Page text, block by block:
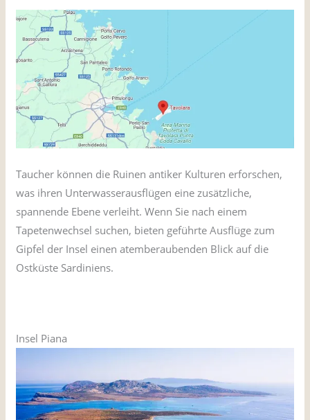
Taucher können die Ruinen antiker Kulturen erforschen,
was ihren Unterwasserausflügen eine zusätzliche,
spannende Ebene verleiht. Wenn Sie nach einem
Tapetenwechsel suchen, bieten geführte Ausflüge zum
Gipfel der Insel einen atemberaubenden Blick auf die
Ostküste Sardiniens.
Insel Piana